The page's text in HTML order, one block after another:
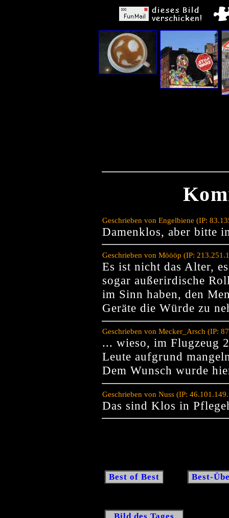
Geschrieben von Engelbiene (IP:
Damenklos, aber bitte
Geschrieben von Möööp (IP:
Es ist nicht das Alter,
sogar außerirdische
im Sinn haben, den
Geräte die Würde zu
Geschrieben von Mecker_Arsch (IP:
... wieso, im Flugzeug
Leute aufgrund
Dem Wunsch wurde
Geschrieben von Nuss (IP:
Das sind Klos in
Best of Best Best-